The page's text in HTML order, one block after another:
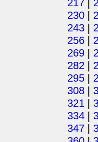
217 |
230 |
243 |
256 |
269 |
282 |
295 |
308 |
321 |
334 |
347 |